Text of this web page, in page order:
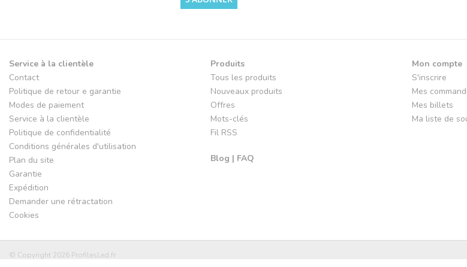
Service à la clientèle
Contact
Politique de retour e garantie
Modes de paiement
Service à la clientèle
Politique de confidentialité
Conditions générales d'utilisation
Plan du site
Garantie
Expédition
Demander une rétractation
Cookies
Produits
Tous les produits
Nouveaux produits
Offres
Mots-clés
Fil RSS
Blog | FAQ
Mon compte
S'inscrire
Mes
Mes billets
Ma liste de
© Copyright 2026 ProfilesLed.fr